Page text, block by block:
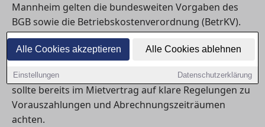
Alle Cookies akzeptieren Alle Cookies ablehnen
Einstellungen Datenschutzerklärung
Mannheim gelten die bundesweiten Vorgaben des
BGB sowie die Betriebskostenverordnung (BetrKV).
Eine verständliche Nebenkostenabrechnung ist
Pflicht – dennoch sind Fehler häufig.
Wer eine neue
wohnung in Mannheimbezieht,
sollte bereits im Mietvertrag auf klare Regelungen zu
Vorauszahlungen und Abrechnungszeiträumen
achten.